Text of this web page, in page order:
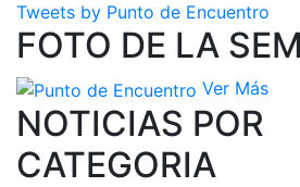
Tweets by Punto de Encuentro
FOTO DE LA
Ver Más
NOTICIAS POR
CATEGORIA